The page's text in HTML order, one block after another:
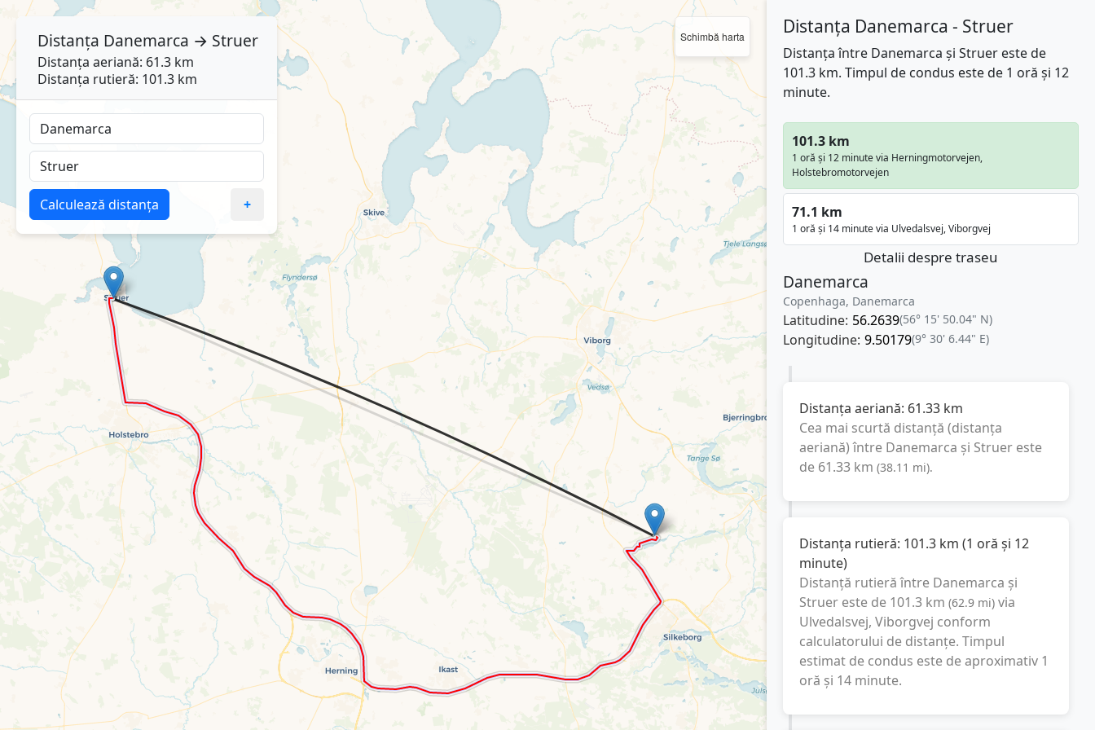
Schimbă harta Distanța Danemarca - Struer
Distanța între Danemarca și Struer este de
101.3 km. Timpul de condus este de 1 oră și 12
minute.
101.3 km
1 oră și 12 minute via Herningmotorvejen,
Holstebromotorvejen
71.1 km
1 oră și 14 minute via Ulvedalsvej, Viborgvej
Detalii despre traseu
Danemarca
Copenhaga, Danemarca
Latitudine: 56.2639(56° 15' 50.04" N)
Longitudine: 9.50179(9° 30' 6.44" E)
Distanța aeriană: 61.33 km
Cea mai scurtă distanță (distanța
aeriană) între Danemarca și Struereste
de 61.33 km (38.11 mi).
Distanța rutieră: 101.3 km (1 oră și 12
minute)
Distanță rutieră între Danemarca și
Struereste de 101.3 km (62.9 mi) via
Ulvedalsvej, Viborgvej conform
calculatorului de distanțe. Timpul
estimat de condus este de aproximativ 1
oră și 14 minute.
Distanța Danemarca → Struer
Distanța aeriană: 61.3 km
Distanța rutieră: 101.3 km
Calculează distanța +